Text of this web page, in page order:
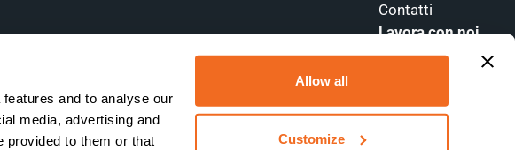
and to analyse our
media, advertising and
provided to them or that
Allow all
Customize
Contatti
Lavora con noi